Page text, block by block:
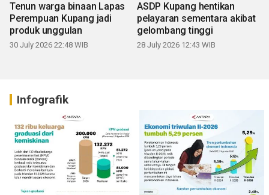
Tenun warga binaan Lapas
Perempuan Kupang jadi
produk unggulan
30 July 2026 22:48 WIB
ASDP Kupang hentikan
pelayaran sementara akibat
gelombang tinggi
28 July 2026 12:43 WIB
Infografik